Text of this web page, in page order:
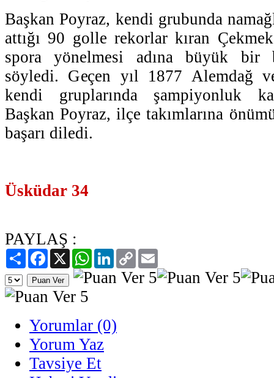
Başkan Poyraz, kendi grubunda
attığı 90 golle rekorlar kıran
spora yönelmesi adına büyük bir
söyledi. Geçen yıl 1877 Alemdağ
kendi gruplarında şampiyonluk
Başkan Poyraz, ilçe takımlarına
başarı diledi.
Üsküdar 34
PAYLAŞ :
PaylaşFacebook
X WhatsAppLinkedIn
Copy
Link
Yorumlar (0)
Yorum Yaz
Tavsiye Et